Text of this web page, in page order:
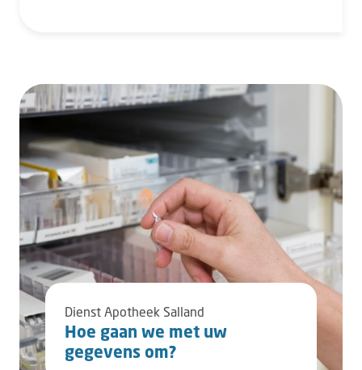
Dienst Apotheek Salland
Hoe gaan we met uw
gegevens om?